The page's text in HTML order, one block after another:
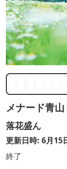
メナード青
落花盛ん
更新日時: 6月15
終了